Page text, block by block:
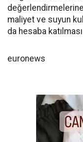
maliyet ve suyun
da hesaba
euronews